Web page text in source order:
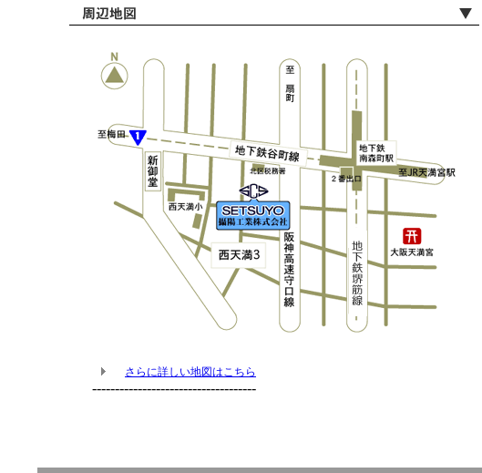
さらに詳しい地図はこちら
------------------------------------